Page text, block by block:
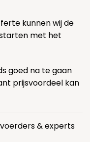
kunnen wij de
met het
goed na te gaan
prijsvoordeel kan
& experts